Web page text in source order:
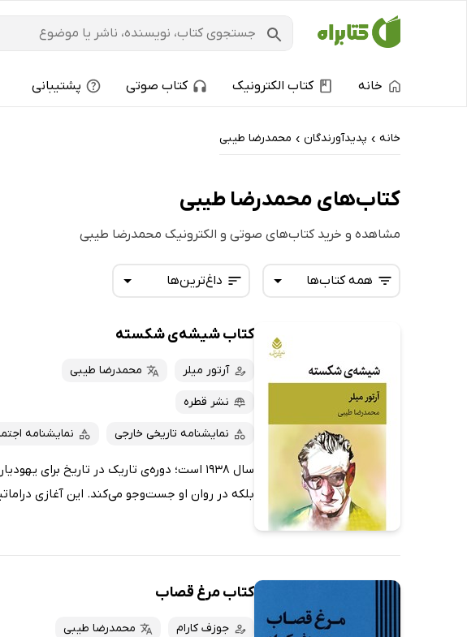
خانه کتاب الکترونیک کتاب صوتی پشتیبانی
خانه › پدیدآورندگان › محمدرضا طیبی
کتاب‌های محمدرضا طیبی
مشاهده و خرید کتاب‌های صوتی و الکترونیک محمدرضا طیبی
داغ‌ترین‌ها
تازه‌ها
داغ‌ترین‌ها
پرفروش‌ها
پربحث‌ها
همه کتاب‌ها
کتاب‌های صوتی
کتاب‌های متنی
کتاب شیشه‌ی شکسته
آرتور میلر محمدرضا طیبی
نشر قطره
نمایشنامه تاریخی خارجی نمایشنامه
سال 1938 است؛ دوره‌ی تاریک در تاریخ
بلکه در روان او جست‌وجو می‌کند. این آغازی
کتاب مرغ قصاب
جوزف کارام محمدرضا طیبی